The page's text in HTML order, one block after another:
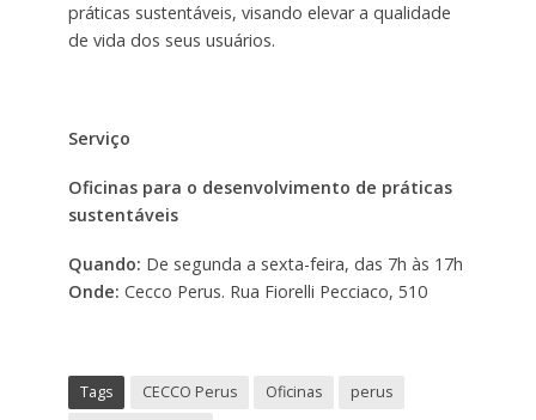
práticas sustentáveis, visando elevar a qualidade
de vida dos seus usuários.
Serviço
Oficinas para o desenvolvimento de práticas
sustentáveis
Quando: De segunda a sexta-feira, das 7h às 17h
Onde: Cecco Perus. Rua Fiorelli Pecciaco, 510
Tags CECCO Perus Oficinas
perus